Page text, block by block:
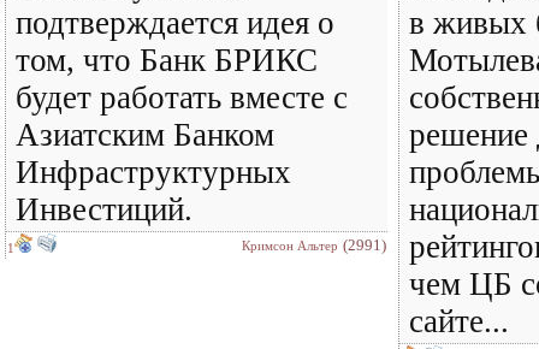
подтверждается идея о
том, что Банк БРИКС
будет работать вместе с
Азиатским Банком
Инфраструктурных
Инвестиций.
1 Кримсон Альтер (2991)
в живых
решение
чем ЦБ
сайте...